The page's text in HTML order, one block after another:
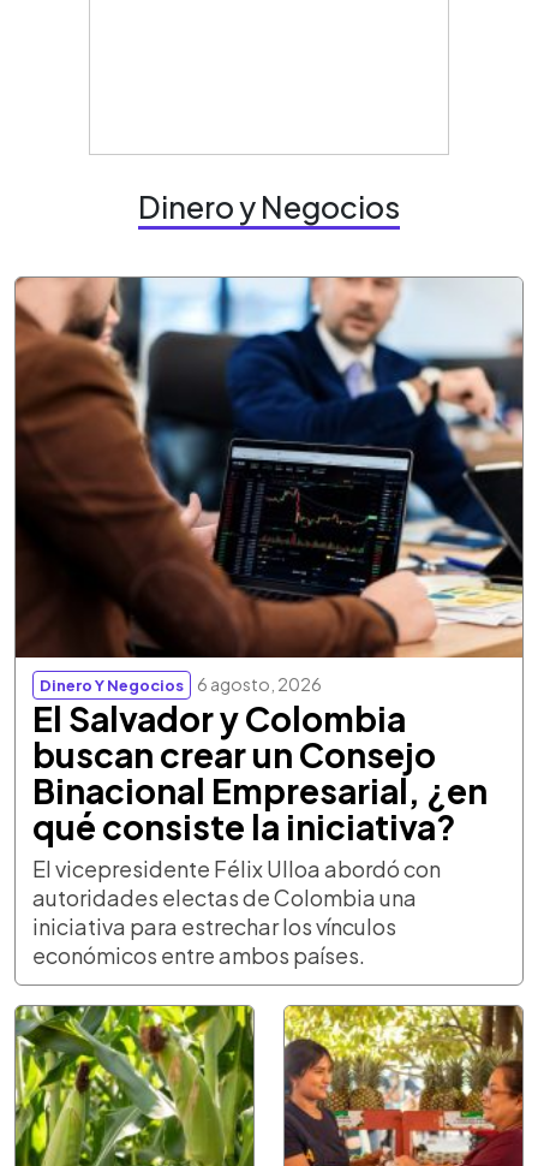
Dinero y Negocios
Dinero Y Negocios 6 agosto, 2026
El Salvador y Colombia
buscan crear un Consejo
Binacional Empresarial, ¿en
qué consiste la iniciativa?
El vicepresidente Félix Ulloa abordó con
autoridades electas de Colombia una
iniciativa para estrechar los vínculos
económicos entre ambos países.